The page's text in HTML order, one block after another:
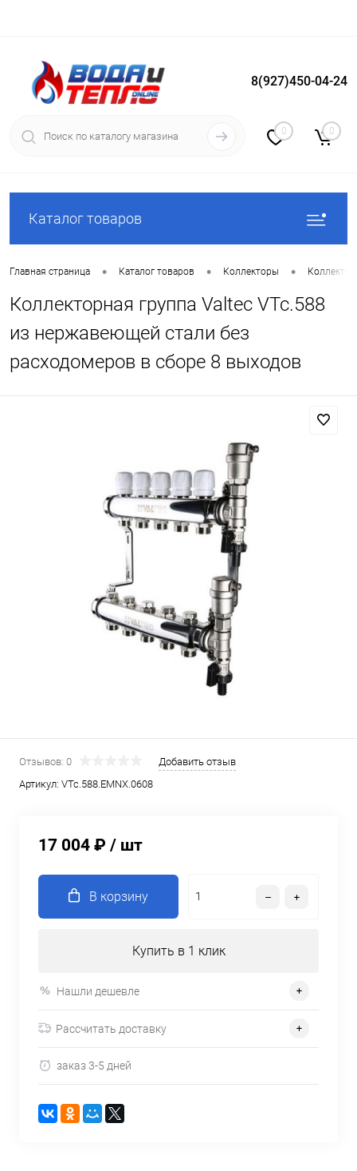
Вход Регистрация
8(927)450-04-24
0 0
Каталог товаров
Главная страница • Каталог товаров • Коллекторы •
Коллекторная группа Valtec VTc.588
из нержавеющей стали без
расходомеров в сборе 8 выходов
Отзывов: 0
Добавить отзыв
Артикул: VTc.588.EMNX.0608
17 004 ₽ / шт
В корзину
Купить в 1 клик
Нашли дешевле
Рассчитать доставку
заказ 3-5 дней